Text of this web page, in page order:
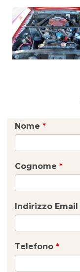
Nome *
Cognome *
Indirizzo Email
Telefono *